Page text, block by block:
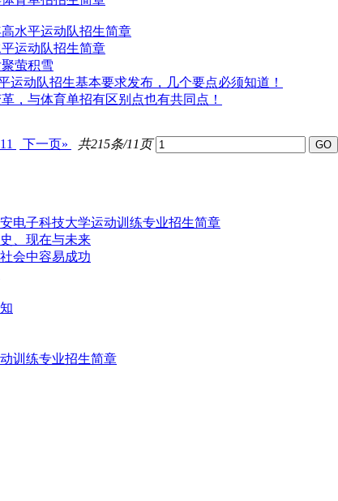
高水平运动队招生简章
运动队招生简章
萤积雪
运动队招生基本要求发布，几个要点必须知道！
，与体育单招有区别点也有共同点！
11 下一页» 共215条/11页
子科技大学运动训练专业招生简章
、现在与未来
会中容易成功
训练专业招生简章